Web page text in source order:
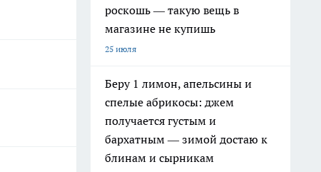
роскошь — такую вещь в
магазине не купишь
25 июля
Беру 1 лимон, апельсины и
спелые абрикосы: джем
получается густым и
бархатным — зимой достаю к
блинам и сырникам